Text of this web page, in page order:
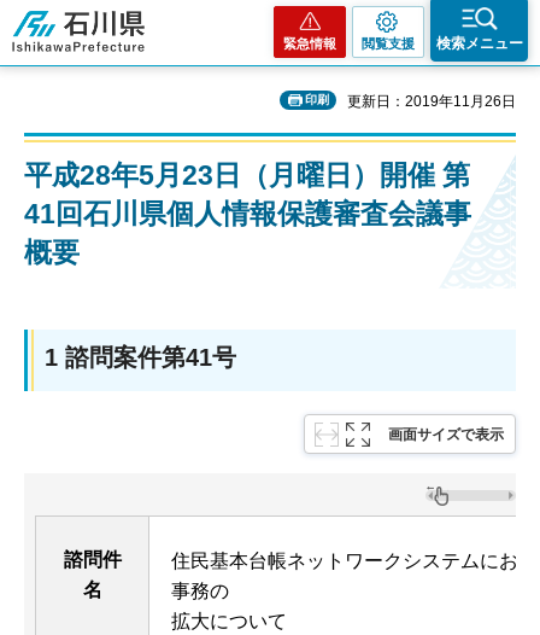
石川県
緊急情報 閲覧支援 検索メニュー
印刷 更新日：2019年11月26日
平成28年5月23日（月曜日）開催 第
41回石川県個人情報保護審査会議事
概要
1 諮問案件第41号
画面サイズで表示
諮問件
名
住民基本台帳ネットワークシステムにお
事務の
拡大について